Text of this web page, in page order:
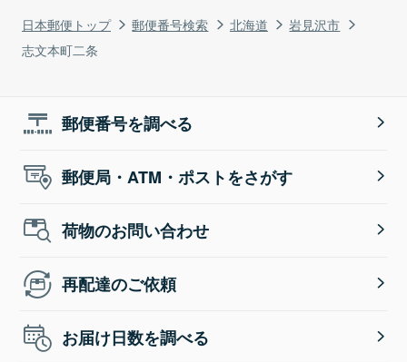
日本郵便トップ 郵便番号検索 北海道
岩見沢市
志文本町二条
郵便番号を調べる
郵便局・ATM・ポストをさがす
荷物のお問い合わせ
再配達のご依頼
お届け日数を調べる